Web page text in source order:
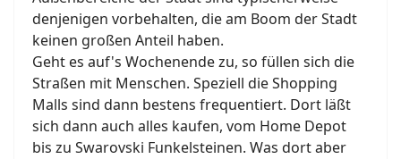
denjenigen vorbehalten, die am Boom der Stadt
keinen großen Anteil haben.
Geht es auf's Wochenende zu, so füllen sich die
Straßen mit Menschen. Speziell die Shopping
Malls sind dann bestens frequentiert. Dort läßt
sich dann auch alles kaufen, vom Home Depot
bis zu Swarovski Funkelsteinen. Was dort aber